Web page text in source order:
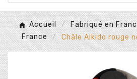
Accueil Fabriqué en
France
Châle Aikido rouge